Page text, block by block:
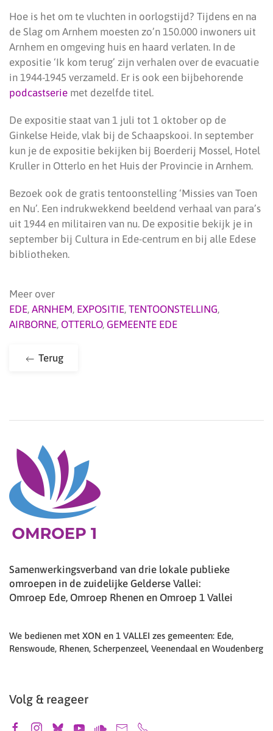
Hoe is het om te vluchten in oorlogstijd? Tijdens en na
de Slag om Arnhem moesten zo’n 150.000 inwoners uit
Arnhem en omgeving huis en haard verlaten. In de
expositie ‘Ik kom terug’ zijn verhalen over de evacuatie
in 1944-1945 verzameld. Er is ook een bijbehorende
podcastserie met dezelfde titel.
De expositie staat van 1 juli tot 1 oktober op de
Ginkelse Heide, vlak bij de Schaapskooi. In september
kun je de expositie bekijken bij Boerderij Mossel, Hotel
Kruller in Otterlo en het Huis der Provincie in Arnhem.
Bezoek ook de gratis tentoonstelling ‘Missies van Toen
en Nu’. Een indrukwekkend beeldend verhaal van para’s
uit 1944 en militairen van nu. De expositie bekijk je in
september bij Cultura in Ede-centrum en bij alle Edese
bibliotheken.
Meer over
EDE, ARNHEM, EXPOSITIE, TENTOONSTELLING,
AIRBORNE, OTTERLO, GEMEENTE EDE
Terug
Samenwerkingsverband van drie lokale publieke
omroepen in de zuidelijke Gelderse Vallei:
Omroep Ede, Omroep Rhenen en Omroep 1 Vallei
We bedienen met XON en 1 VALLEI zes gemeenten: Ede,
Renswoude, Rhenen, Scherpenzeel, Veenendaal en Woudenberg
Volg & reageer